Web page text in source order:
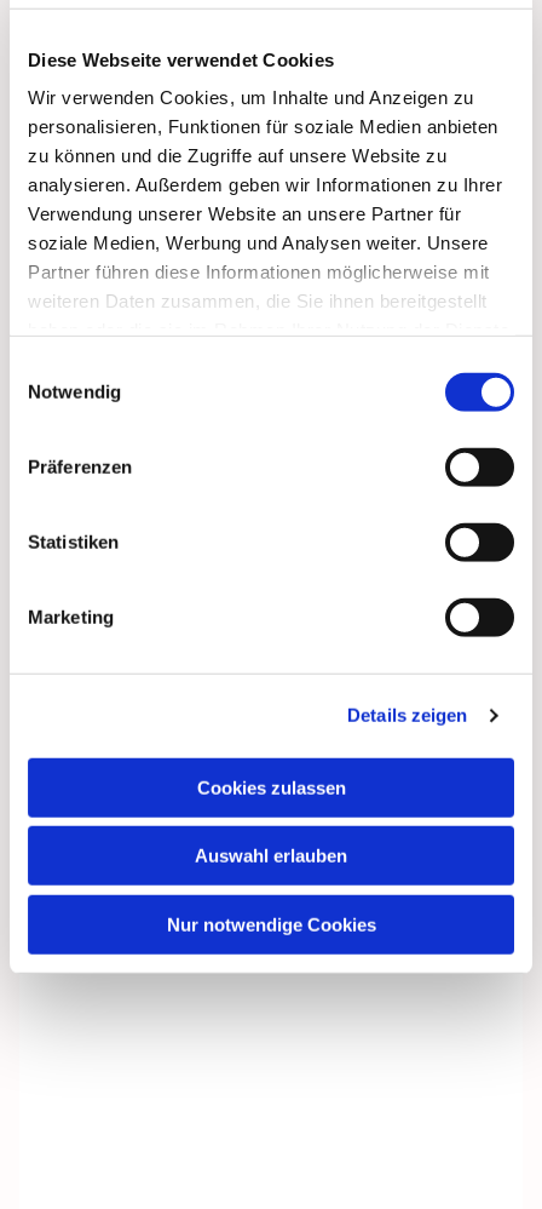
Diese Webseite verwendet Cookies
Wir verwenden Cookies, um Inhalte und Anzeigen zu
personalisieren, Funktionen für soziale Medien anbieten
zu können und die Zugriffe auf unsere Website zu
analysieren. Außerdem geben wir Informationen zu Ihrer
Verwendung unserer Website an unsere Partner für
soziale Medien, Werbung und Analysen weiter. Unsere
Partner führen diese Informationen möglicherweise mit
weiteren Daten zusammen, die Sie ihnen bereitgestellt
Notwendig
Präferenzen
Statistiken
Marketing
Details zeigen
Cookies zulassen
Auswahl erlauben
Nur notwendige Cookies
arbeitmitfrauen@pek.de senast 3 dagar före